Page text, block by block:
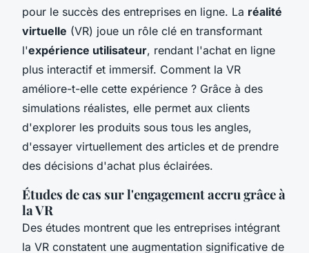
pour le succès des entreprises en ligne. La réalité
virtuelle (VR) joue un rôle clé en transformant
l'expérience utilisateur, rendant l'achat en ligne
plus interactif et immersif. Comment la VR
améliore-t-elle cette expérience ? Grâce à des
simulations réalistes, elle permet aux clients
d'explorer les produits sous tous les angles,
d'essayer virtuellement des articles et de prendre
des décisions d'achat plus éclairées.
Études de cas sur l'engagement accru grâce à
la VR
Des études montrent que les entreprises intégrant
la VR constatent une augmentation significative de